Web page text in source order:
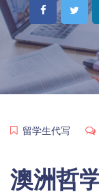
留学生代写
澳洲哲